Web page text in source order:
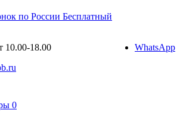
по России Бесплатный
10.00-18.00
WhatsApp
0